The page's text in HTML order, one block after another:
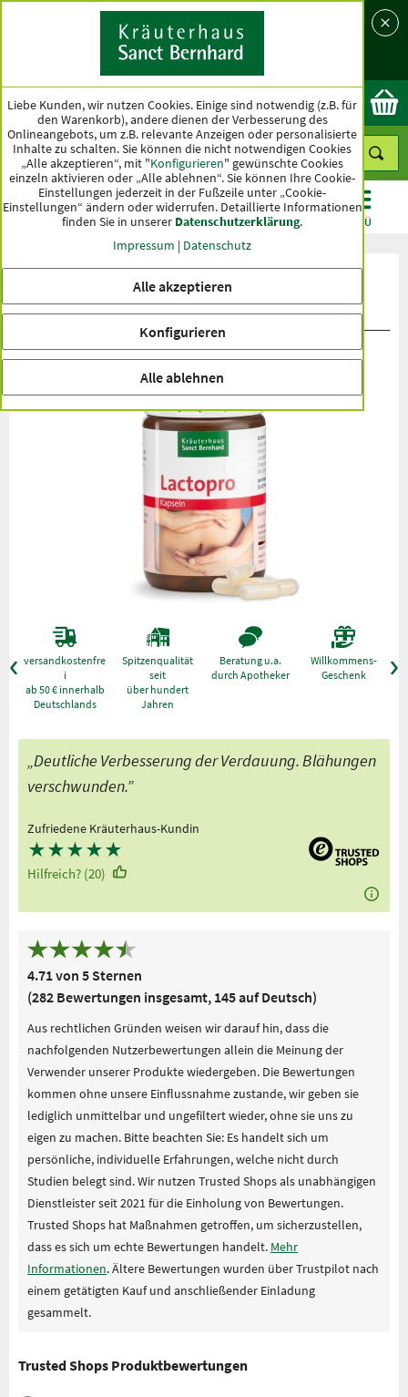
Land
Ok
KATEGORIEN ANGEBOTE TOPSELLER MENÜ
Produktbewertungen Lactopro-
Kapseln
versandkostenfre
i
ab 50 € innerhalb
Deutschlands
Spitzenqualität
seit
über hundert
Jahren
Beratung u.a.
durch Apotheker
Willkommens-
Geschenk
„Deutliche Verbesserung der Verdauung. Blähungen
verschwunden.”
Zufriedene Kräuterhaus-Kundin
★★★★★
Hilfreich? (20)
4.71 von 5 Sternen
(282 Bewertungen insgesamt, 145 auf Deutsch)
Aus rechtlichen Gründen weisen wir darauf hin, dass die
nachfolgenden Nutzerbewertungen allein die Meinung der
Verwender unserer Produkte wiedergeben. Die Bewertungen
kommen ohne unsere Einflussnahme zustande, wir geben sie
lediglich unmittelbar und ungefiltert wieder, ohne sie uns zu
eigen zu machen. Bitte beachten Sie: Es handelt sich um
persönliche, individuelle Erfahrungen, welche nicht durch
Studien belegt sind. Wir nutzen Trusted Shops als unabhängigen
Dienstleister seit 2021 für die Einholung von Bewertungen.
Trusted Shops hat Maßnahmen getroffen, um sicherzustellen,
dass es sich um echte Bewertungen handelt. Mehr
Informationen. Ältere Bewertungen wurden über Trustpilot nach
einem getätigten Kauf und anschließender Einladung
gesammelt.
Trusted Shops Produktbewertungen
Liebe Kunden, wir nutzen Cookies. Einige sind notwendig (z.B. für
den Warenkorb), andere dienen der Verbesserung des
Onlineangebots, um z.B. relevante Anzeigen oder personalisierte
Inhalte zu schalten. Sie können die nicht notwendigen Cookies
„Alle akzeptieren“, mit "Konfigurieren" gewünschte Cookies
einzeln aktivieren oder „Alle ablehnen“. Sie können Ihre Cookie-
Einstellungen jederzeit in der Fußzeile unter „Cookie-
Einstellungen“ ändern oder widerrufen. Detaillierte Informationen
finden Sie in unserer Datenschutzerklärung.
Impressum | Datenschutz
Alle akzeptieren
Konfigurieren
Alle ablehnen